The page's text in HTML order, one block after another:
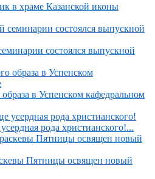
в храме Казанской иконы
состоялся выпускной
в Успенском кафедральном
рода христианского!...
Пятницы освящен новый